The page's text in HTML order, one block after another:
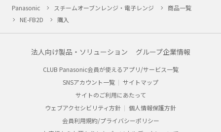
Panasonic スチームオーブンレンジ・電子レンジ
商品一覧
NE-FB2D
購入
法人向け製品・ソリューション グループ企業情報
CLUB Panasonic会員が使えるアプリ/サービス一覧
SNSアカウント一覧
サイトマップ
サイトのご利用にあたって
ウェブアクセシビリティ方針
個人情報保護方針
会員利用規約/プライバシーポリシー